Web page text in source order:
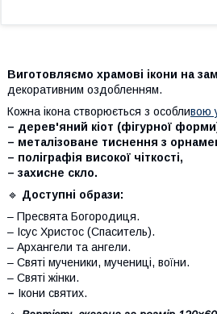
Виготовляємо храмові ікони на
декоративним оздобленням.
Кожна ікона створюється з особливою
– дерев'яний кіот (фігурної
– металізоване тиснення з
– поліграфія високої чіткості,
– захисне скло.
🔹 Доступні образи:
– Пресвята Богородиця.
– Ісус Христос (Спаситель).
– Архангели та ангели.
– Святі мученики, мучениці, воїни.
– Святі жінки.
– Ікони святих.